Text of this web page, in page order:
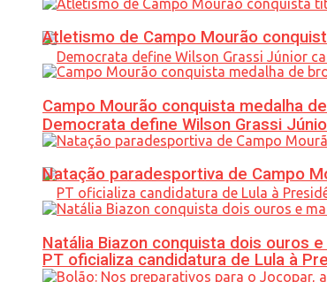
Democrata define Wilson Grassi
PT oficializa candidatura de Lula à
Atletismo de Campo Mourão
Campo Mourão conquista medalha
Natação paradesportiva de Campo
Natália Biazon conquista dois ouros